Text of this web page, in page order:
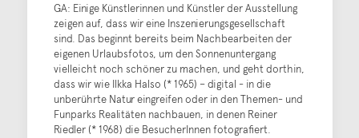
GA: Einige Künstlerinnen und Künstler der Ausstellung
zeigen auf, dass wir eine Inszenierungsgesellschaft
sind. Das beginnt bereits beim Nachbearbeiten der
eigenen Urlaubsfotos, um den Sonnenuntergang
vielleicht noch schöner zu machen, und geht dorthin,
dass wir wie Ilkka Halso (* 1965) – digital - in die
unberührte Natur eingreifen oder in den Themen- und
Funparks Realitäten nachbauen, in denen Reiner
Riedler (* 1968) die BesucherInnen fotografiert.